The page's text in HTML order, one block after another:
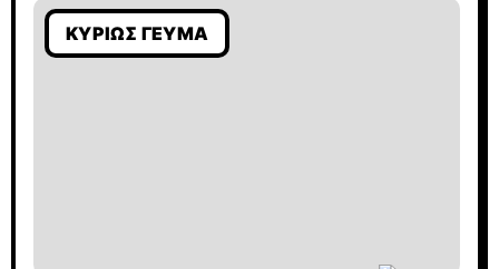
ΚΥΡΊΩΣ ΓΕΎΜΑ